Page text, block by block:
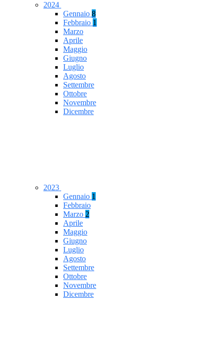
2024
Gennaio 8
Febbraio 1
Marzo
Aprile
Maggio
Giugno
Luglio
Agosto
Settembre
Ottobre
Novembre
Dicembre
2023
Gennaio 1
Febbraio
Marzo 2
Aprile
Maggio
Giugno
Luglio
Agosto
Settembre
Ottobre
Novembre
Dicembre